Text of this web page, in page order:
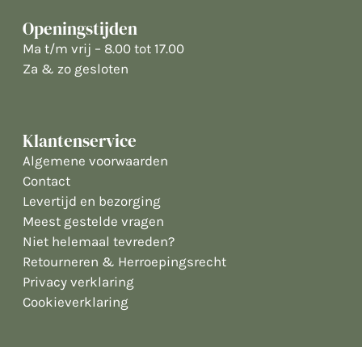
Openingstijden
Ma t/m vrij – 8.00 tot 17.00
Za & zo gesloten
Klantenservice
Algemene voorwaarden
Contact
Levertijd en bezorging
Meest gestelde vragen
Niet helemaal tevreden?
Retourneren & Herroepingsrecht
Privacy verklaring
Cookieverklaring